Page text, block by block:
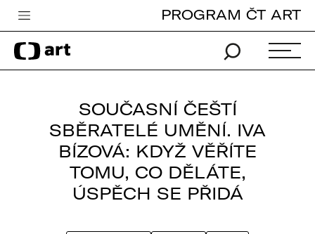
Česká televize
Zpravodajství
iVysílání
TV program
PROGRAM ČT ART
SOUČASNÍ ČEŠTÍ
SBĚRATELÉ UMĚNÍ. IVA
BÍZOVÁ: KDYŽ VĚŘÍTE
TOMU, CO DĚLÁTE,
ÚSPĚCH SE PŘIDÁ